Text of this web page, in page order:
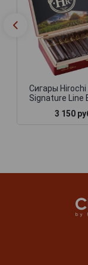
Сигары Hirochi
Signature Line
3 150